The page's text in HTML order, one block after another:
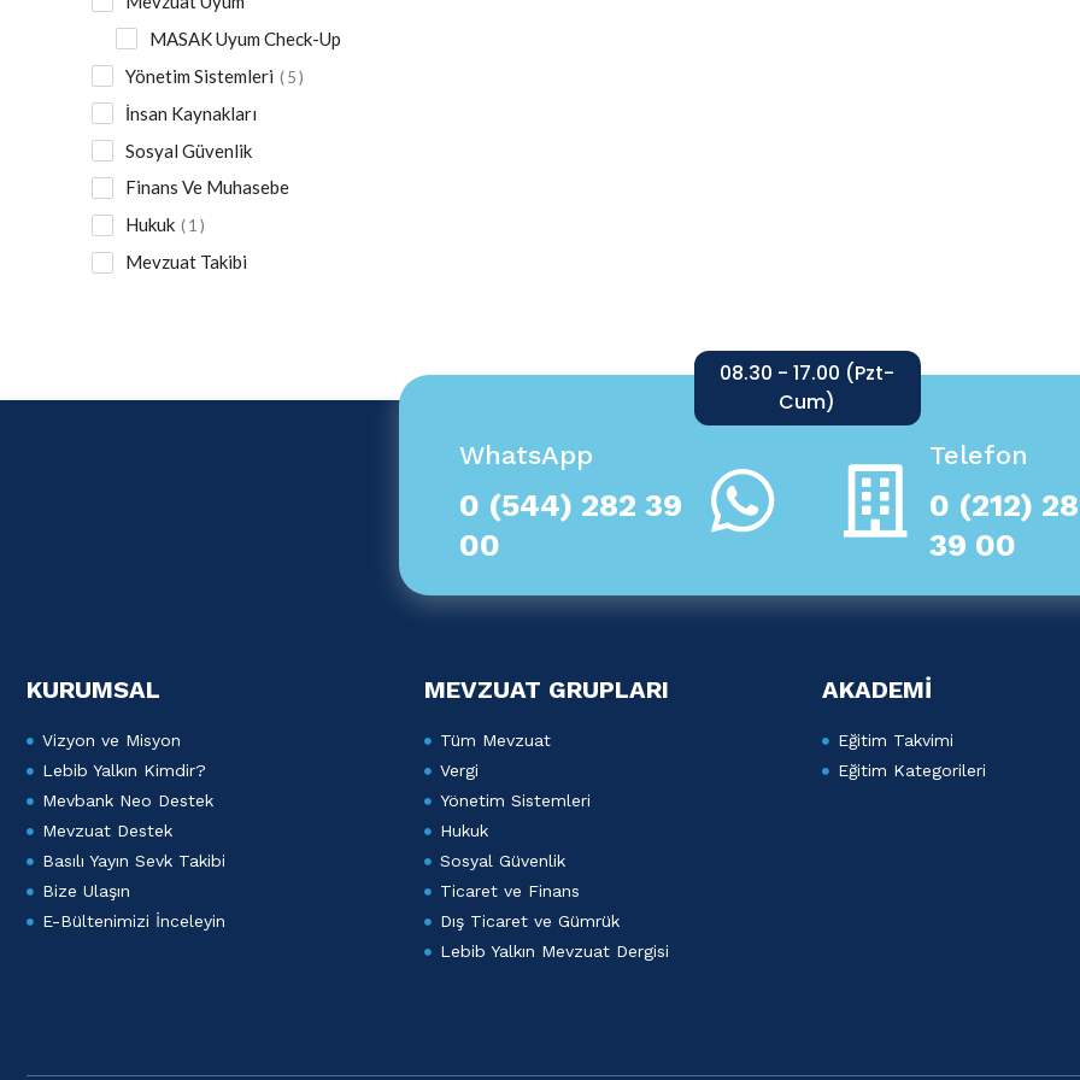
MASAK Uyum Check-Up
Yönetim Sistemleri
5
İnsan Kaynakları
Sosyal Güvenlik
Finans Ve Muhasebe
Hukuk
1
Mevzuat Takibi
08.30 - 17.00 (Pzt-
Cum)
WhatsApp
0 (544) 282 39
00
Telefon
0 (212)
39 00
KURUMSAL
Vizyon ve Misyon
Lebib Yalkın Kimdir?
Mevbank Neo Destek
Mevzuat Destek
Basılı Yayın Sevk Takibi
Bize Ulaşın
E-Bültenimizi İnceleyin
MEVZUAT GRUPLARI
Tüm Mevzuat
Vergi
Yönetim Sistemleri
Hukuk
Sosyal Güvenlik
Ticaret ve Finans
Dış Ticaret ve Gümrük
Lebib Yalkın Mevzuat Dergisi
AKADEMİ
Eğitim Takvimi
Eğitim Kategorileri